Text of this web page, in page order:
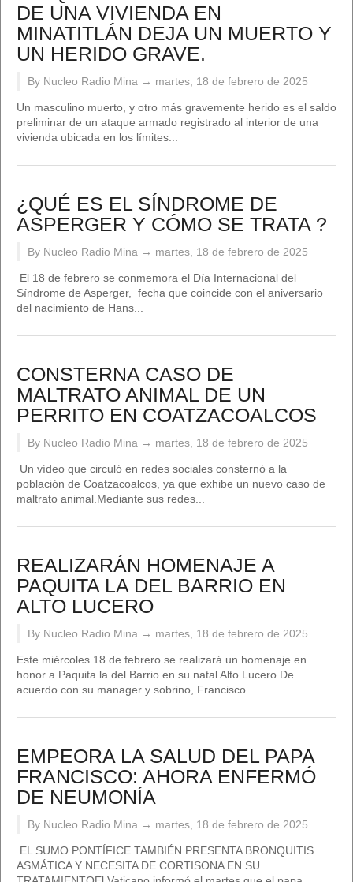
DE UNA VIVIENDA EN
MINATITLÁN DEJA UN MUERTO Y
UN HERIDO GRAVE.
By Nucleo Radio Mina → martes, 18 de febrero de 2025
Un masculino muerto, y otro más gravemente herido es el saldo
preliminar de un ataque armado registrado al interior de una
vivienda ubicada en los límites...
¿QUÉ ES EL SÍNDROME DE
ASPERGER Y CÓMO SE TRATA ?
By Nucleo Radio Mina → martes, 18 de febrero de 2025
El 18 de febrero se conmemora el Día Internacional del
Síndrome de Asperger, fecha que coincide con el aniversario
del nacimiento de Hans...
CONSTERNA CASO DE
MALTRATO ANIMAL DE UN
PERRITO EN COATZACOALCOS
By Nucleo Radio Mina → martes, 18 de febrero de 2025
Un vídeo que circuló en redes sociales consternó a la
población de Coatzacoalcos, ya que exhibe un nuevo caso de
maltrato animal.Mediante sus redes...
REALIZARÁN HOMENAJE A
PAQUITA LA DEL BARRIO EN
ALTO LUCERO
By Nucleo Radio Mina → martes, 18 de febrero de 2025
Este miércoles 18 de febrero se realizará un homenaje en
honor a Paquita la del Barrio en su natal Alto Lucero.De
acuerdo con su manager y sobrino, Francisco...
EMPEORA LA SALUD DEL PAPA
FRANCISCO: AHORA ENFERMÓ
DE NEUMONÍA
By Nucleo Radio Mina → martes, 18 de febrero de 2025
EL SUMO PONTÍFICE TAMBIÉN PRESENTA BRONQUITIS
ASMÁTICA Y NECESITA DE CORTISONA EN SU